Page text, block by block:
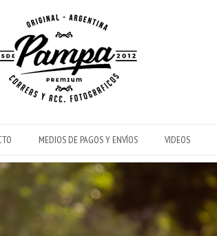
MEDIOS DE PAGOS Y ENVÍOS VIDEOS